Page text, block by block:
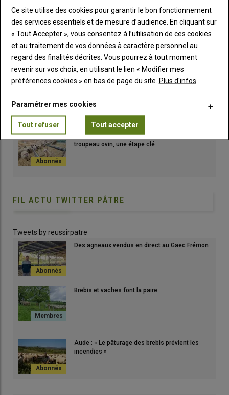
21 Mai 26
LES PLUS LUS
Introduire un chiot de protection dans un
troupeau ovin, une étape clé
FIL ACTU TWITTER PÂTRE
Tweets by reussirpatre
Des agneaux vendus en direct au Gaec Frémon
Brebis et vaches font la paire
Aude : « Le pâturage des brebis prévient les
incendies »
Ce site utilise des cookies pour garantir le bon fonctionnement
des services essentiels et de mesure d’audience. En cliquant sur
« Tout Accepter », vous consentez à l’utilisation de ces cookies
et au traitement de vos données à caractère personnel au
regard des finalités décrites. Vous pourrez à tout moment
revenir sur vos choix, en utilisant le lien « Modifier mes
préférences cookies » en bas de page du site. Plus d'infos
Paramétrer mes cookies
Tout refuser Tout accepter